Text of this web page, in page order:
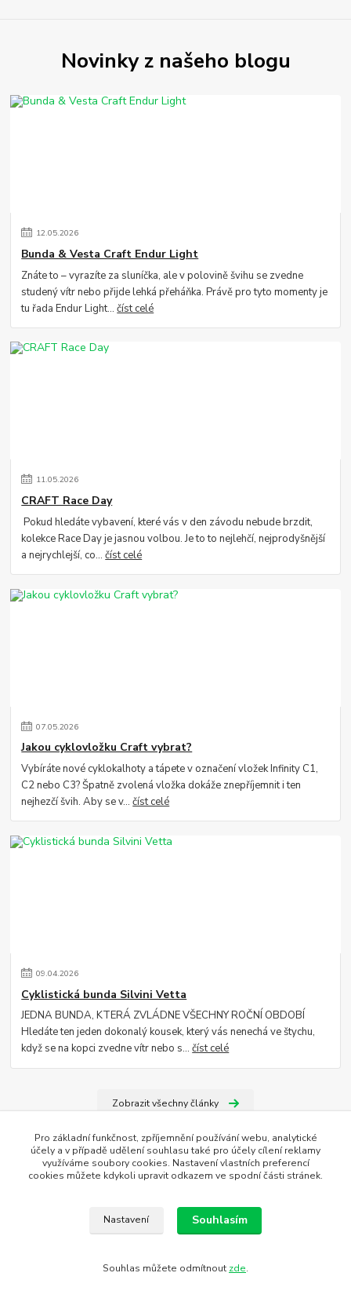
Novinky z našeho blogu
12.05.2026
Bunda & Vesta Craft Endur Light
Znáte to – vyrazíte za sluníčka, ale v polovině švihu se zvedne
studený vítr nebo přijde lehká přeháňka. Právě pro tyto momenty je
tu řada Endur Light...číst celé
11.05.2026
CRAFT Race Day
Pokud hledáte vybavení, které vás v den závodu nebude brzdit,
kolekce Race Day je jasnou volbou. Je to to nejlehčí, nejprodyšnější
a nejrychlejší, co...číst celé
07.05.2026
Jakou cyklovložku Craft vybrat?
Vybíráte nové cyklokalhoty a tápete v označení vložek Infinity C1,
C2 nebo C3? Špatně zvolená vložka dokáže znepříjemnit i ten
nejhezčí švih. Aby se v...číst celé
09.04.2026
Cyklistická bunda Silvini Vetta
JEDNA BUNDA, KTERÁ ZVLÁDNE VŠECHNY ROČNÍ OBDOBÍ
Hledáte ten jeden dokonalý kousek, který vás nenechá ve štychu,
když se na kopci zvedne vítr nebo s...číst celé
Zobrazit všechny články
Přihlášení do newsletteru
Přihlásit se
zpracováním osobních údajů
Pro základní funkčnost, zpříjemnění používání webu, analytické
účely a v případě udělení souhlasu také pro účely cílení reklamy
využíváme soubory cookies. Nastavení vlastních preferencí
cookies můžete kdykoli upravit odkazem ve spodní části stránek.
Nastavení Souhlasím
Souhlas můžete odmítnout zde.